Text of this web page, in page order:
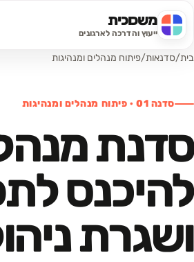
משכוכית
ייעוץ והדרכה לארגוניםחיפוש באתר
בית/סדנאות/פיתוח מנהלים ומנהיגות
סדנה 01
· פיתוח מנהלים ומנהיגות
סדנת
להיכנס
ושגרת